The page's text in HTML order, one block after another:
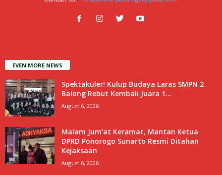
EVEN MORE NEWS
Spektakuler! Kulup Budaya Laras SMPN 2
Balong Rebut Kembali Juara 1...
August 6, 2026
Malam Jum’at Keramat, Mantan Ketua
DPRD Ponorogo Sunarto Resmi Ditahan
Kejaksaan
August 6, 2026